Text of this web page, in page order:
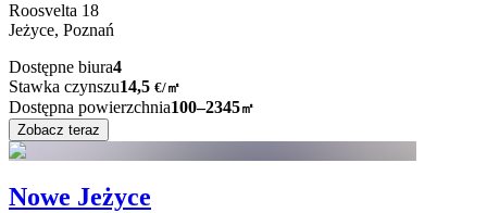
Roosvelta 18
Jeżyce, Poznań
Dostępne biura4
Stawka czynszu14,5 €/㎡
Dostępna powierzchnia100–2345㎡
Zobacz teraz
Nowe Jeżyce